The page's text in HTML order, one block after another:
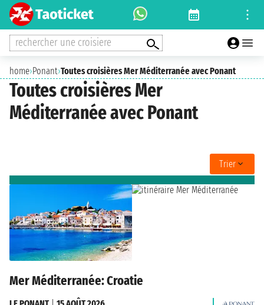
rechercher une croisiere
home›Ponant›Toutes croisières Mer Méditerranée avec Ponant
Toutes croisières Mer
Méditerranée avec Ponant
Trier
Mer Méditerranée: Croatie